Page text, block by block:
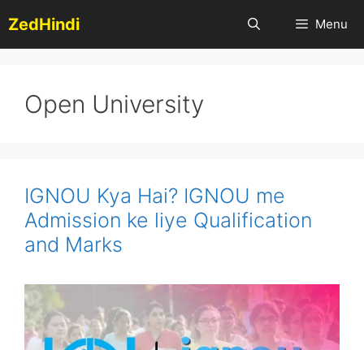
to
content
ZedHindi Menu
Open University
IGNOU Kya Hai? IGNOU me
Admission ke liye Qualification
and Marks